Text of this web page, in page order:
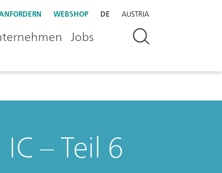
WEBSHOP DE AUSTRIA
Jobs
– Teil 6